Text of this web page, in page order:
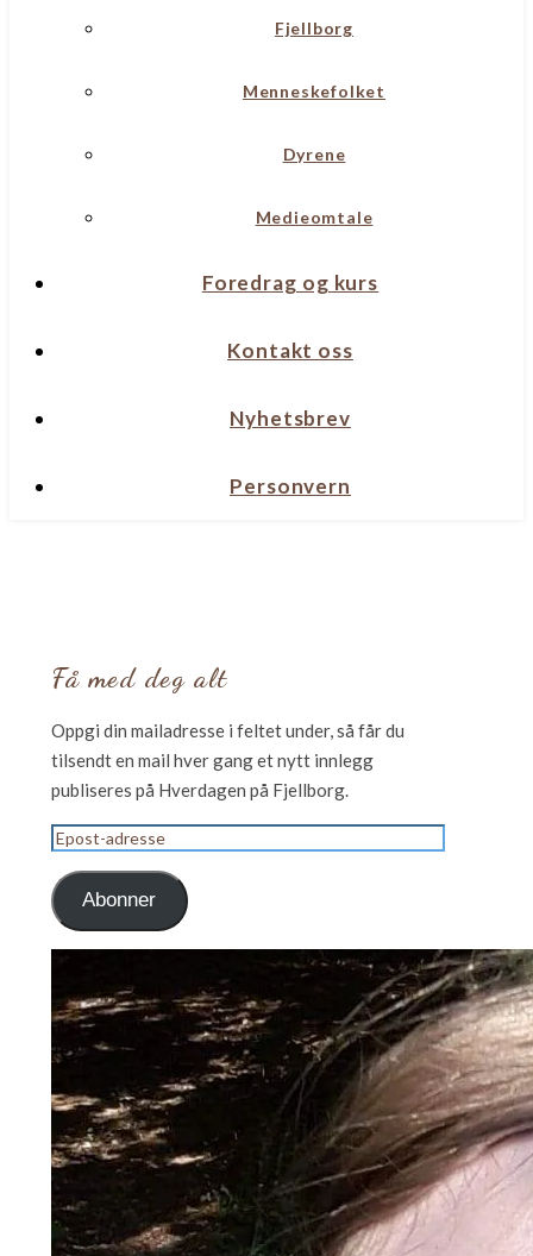
Fjellborg
Menneskefolket
Dyrene
Medieomtale
Foredrag og kurs
Kontakt oss
Nyhetsbrev
Personvern
Få med deg alt
Oppgi din mailadresse i feltet under, så får du
tilsendt en mail hver gang et nytt innlegg
publiseres på Hverdagen på Fjellborg.
Epost-
adresse
Abonner